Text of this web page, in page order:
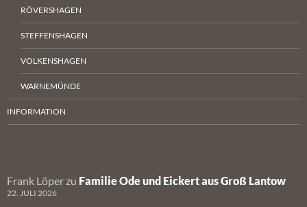
RÖVERSHAGEN
STEFFENSHAGEN
VOLKENSHAGEN
WARNEMÜNDE
INFORMATION
Frank Löper zu Familie Ode und Eickert aus Groß Lantow
22. JULI 2026